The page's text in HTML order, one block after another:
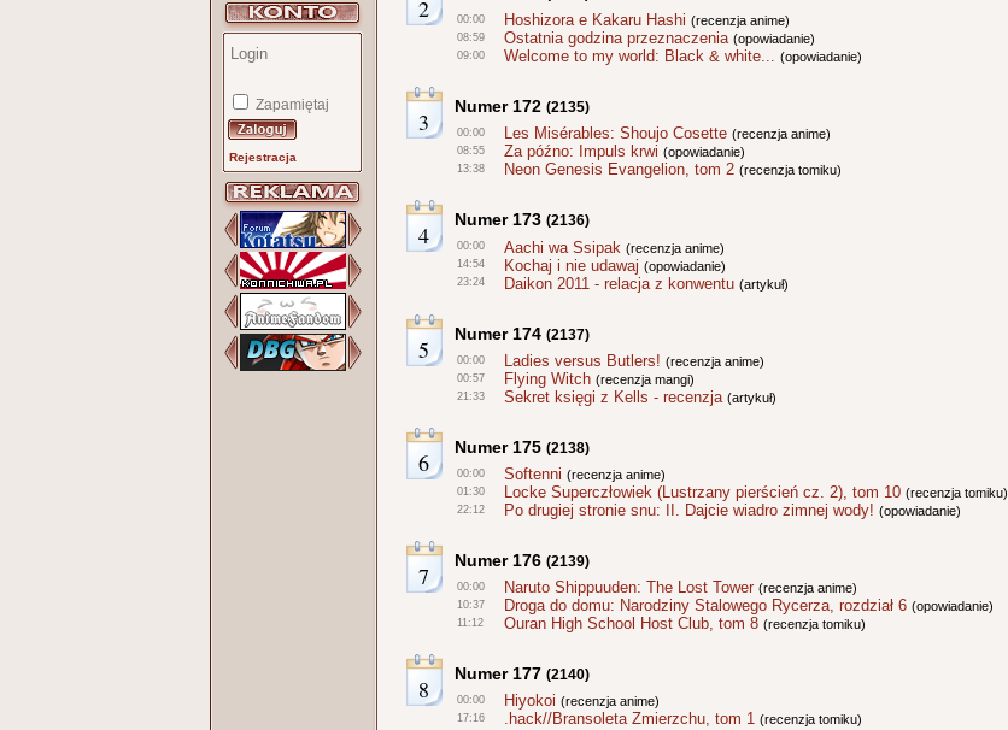
Zapamiętaj
Rejestracja
2 00:00 Hoshizora e Kakaru Hashi (recenzja anime)
08:59 Ostatnia godzina przeznaczenia (opowiadanie)
09:00 Welcome to my world: Black & white... (opowiadanie)
3
Numer 172 (2135)
00:00 Les Misérables: Shoujo Cosette (recenzja anime)
08:55 Za późno: Impuls krwi (opowiadanie)
13:38 Neon Genesis Evangelion, tom 2 (recenzja tomiku)
4
Numer 173 (2136)
00:00 Aachi wa Ssipak (recenzja anime)
14:54 Kochaj i nie udawaj (opowiadanie)
23:24 Daikon 2011 - relacja z konwentu (artykuł)
5
Numer 174 (2137)
00:00 Ladies versus Butlers! (recenzja anime)
00:57 Flying Witch (recenzja mangi)
21:33 Sekret księgi z Kells - recenzja (artykuł)
6
Numer 175 (2138)
00:00 Softenni (recenzja anime)
01:30 Locke Superczłowiek (Lustrzany pierścień cz. 2), tom 10 (recenzja tomiku)
22:12 Po drugiej stronie snu: II. Dajcie wiadro zimnej wody! (opowiadanie)
7
Numer 176 (2139)
00:00 Naruto Shippuuden: The Lost Tower (recenzja anime)
10:37 Droga do domu: Narodziny Stalowego Rycerza, rozdział 6 (opowiadanie)
11:12 Ouran High School Host Club, tom 8 (recenzja tomiku)
8
Numer 177 (2140)
00:00 Hiyokoi (recenzja anime)
17:16 .hack//Bransoleta Zmierzchu, tom 1 (recenzja tomiku)